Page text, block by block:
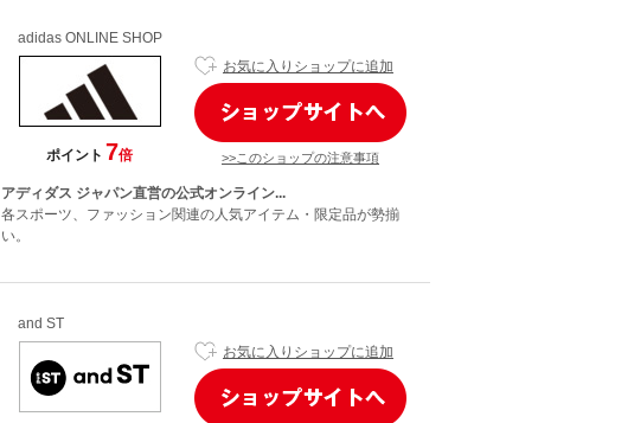
adidas ONLINE SHOP
ポイント 7倍
お気に入りショップに追加
>>このショップの注意事項
アディダス ジャパン直営の公式オンライン...
各スポーツ、ファッション関連の人気アイテム・限定品が勢揃
い。
and ST
お気に入りショップに追加